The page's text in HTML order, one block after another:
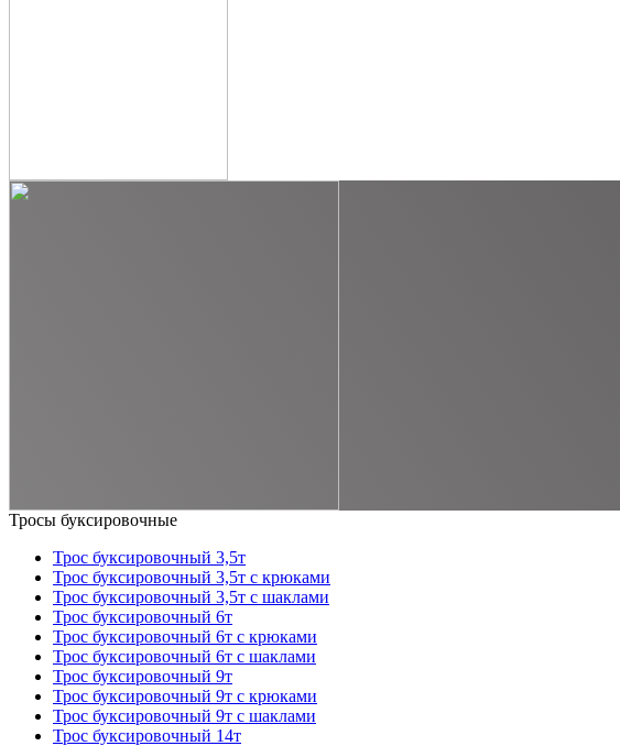
Тросы буксировочные
Трос буксировочный 3,5т
Трос буксировочный 3,5т с крюками
Трос буксировочный 3,5т с шаклами
Трос буксировочный 6т
Трос буксировочный 6т с крюками
Трос буксировочный 6т с шаклами
Трос буксировочный 9т
Трос буксировочный 9т с крюками
Трос буксировочный 9т с шаклами
Трос буксировочный 14т